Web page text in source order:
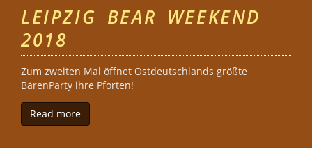
LEIPZIG BEAR WEEKEND
2018
Zum zweiten Mal öffnet Ostdeutschlands größte
BärenParty ihre Pforten!
Read more